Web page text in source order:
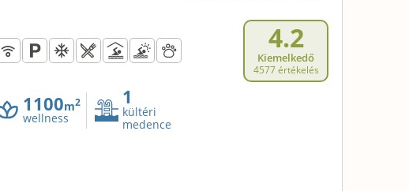
4.2
Kiemelkedő
4577 értékelés
1100m2
wellness
1
kültéri
medence